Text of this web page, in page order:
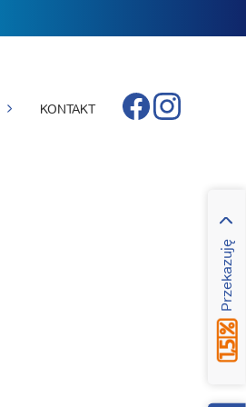
KONTAKT
Przekazuję
FacebookInstagram